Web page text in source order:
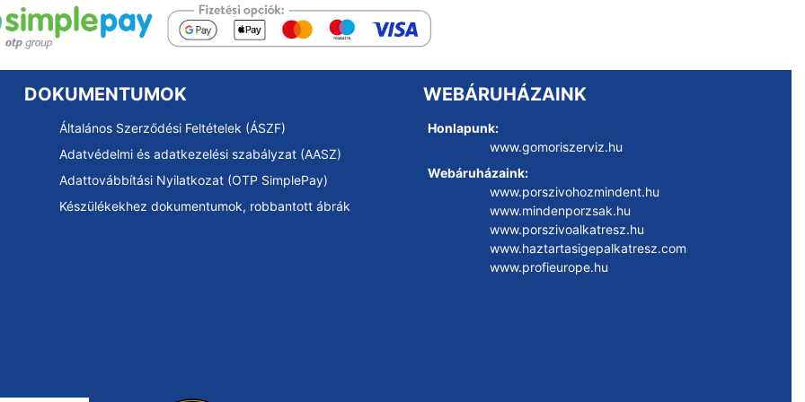
DOKUMENTUMOK
Általános Szerződési Feltételek (ÁSZF)
Adatvédelmi és adatkezelési szabályzat (AASZ)
Adattovábbítási Nyilatkozat (OTP SimplePay)
Készülékekhez dokumentumok, robbantott ábrák
WEBÁRUHÁZAINK
Honlapunk:
www.gomoriszerviz.hu
Webáruházaink:
www.porszivohozmindent.hu
www.mindenporzsak.hu
www.porszivoalkatresz.hu
www.haztartasigepalkatresz.com
www.profieurope.hu